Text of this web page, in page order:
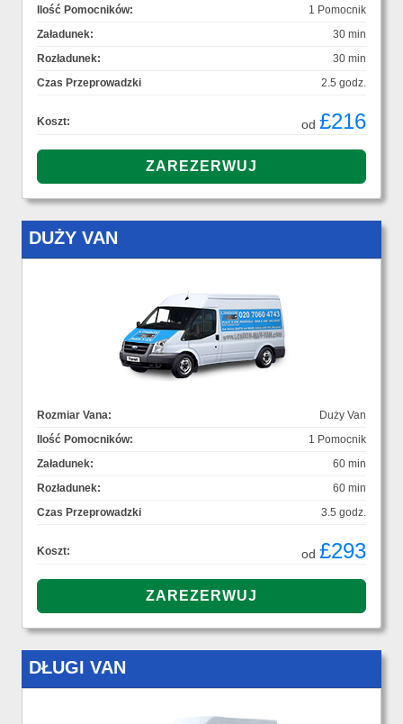
Ilość Pomocników:
1 Pomocnik
Załadunek:
30 min
Rozładunek:
30 min
Czas Przeprowadzki
2.5 godz.
Koszt: od £216
DUŻY VAN
Rozmiar Vana:
Duży Van
Ilość Pomocników:
1 Pomocnik
Załadunek:
60 min
Rozładunek:
60 min
Czas Przeprowadzki
3.5 godz.
Koszt: od £293
DŁUGI VAN